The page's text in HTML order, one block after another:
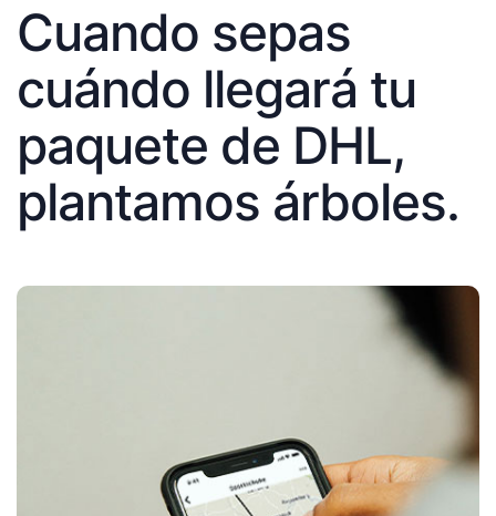
Cuando sepas
cuándo llegará tu
paquete de DHL,
plantamos árboles.